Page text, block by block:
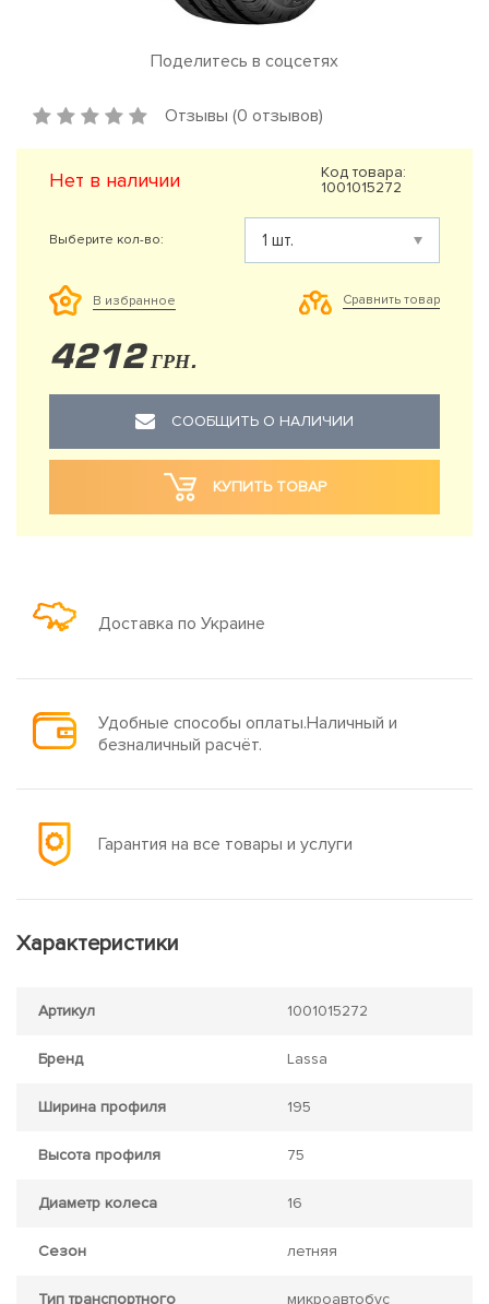
Поделитесь в соцсетях
Отзывы (0 отзывов)
Нет в наличии
Код товара:
1001015272
Выберите кол-во:
В избранное Сравнить товар
4212 ГРН.
СООБЩИТЬ О НАЛИЧИИ
КУПИТЬ ТОВАР
Доставка по Украине
Удобные способы оплаты.Наличный и
безналичный расчёт.
Гарантия на все товары и услуги
Характеристики
Артикул 1001015272
Бренд Lassa
Ширина профиля 195
Высота профиля 75
Диаметр колеса 16
Сезон летняя
Тип транспортного микроавтобус